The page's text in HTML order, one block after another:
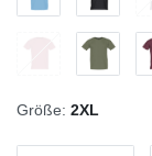
Größe: 2XL